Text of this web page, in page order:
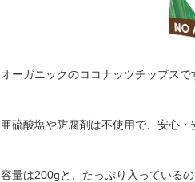
オーガニックのココナッツチップスで
亜硫酸塩や防腐剤は不使用で、安心・
容量は200gと、たっぷり入っている